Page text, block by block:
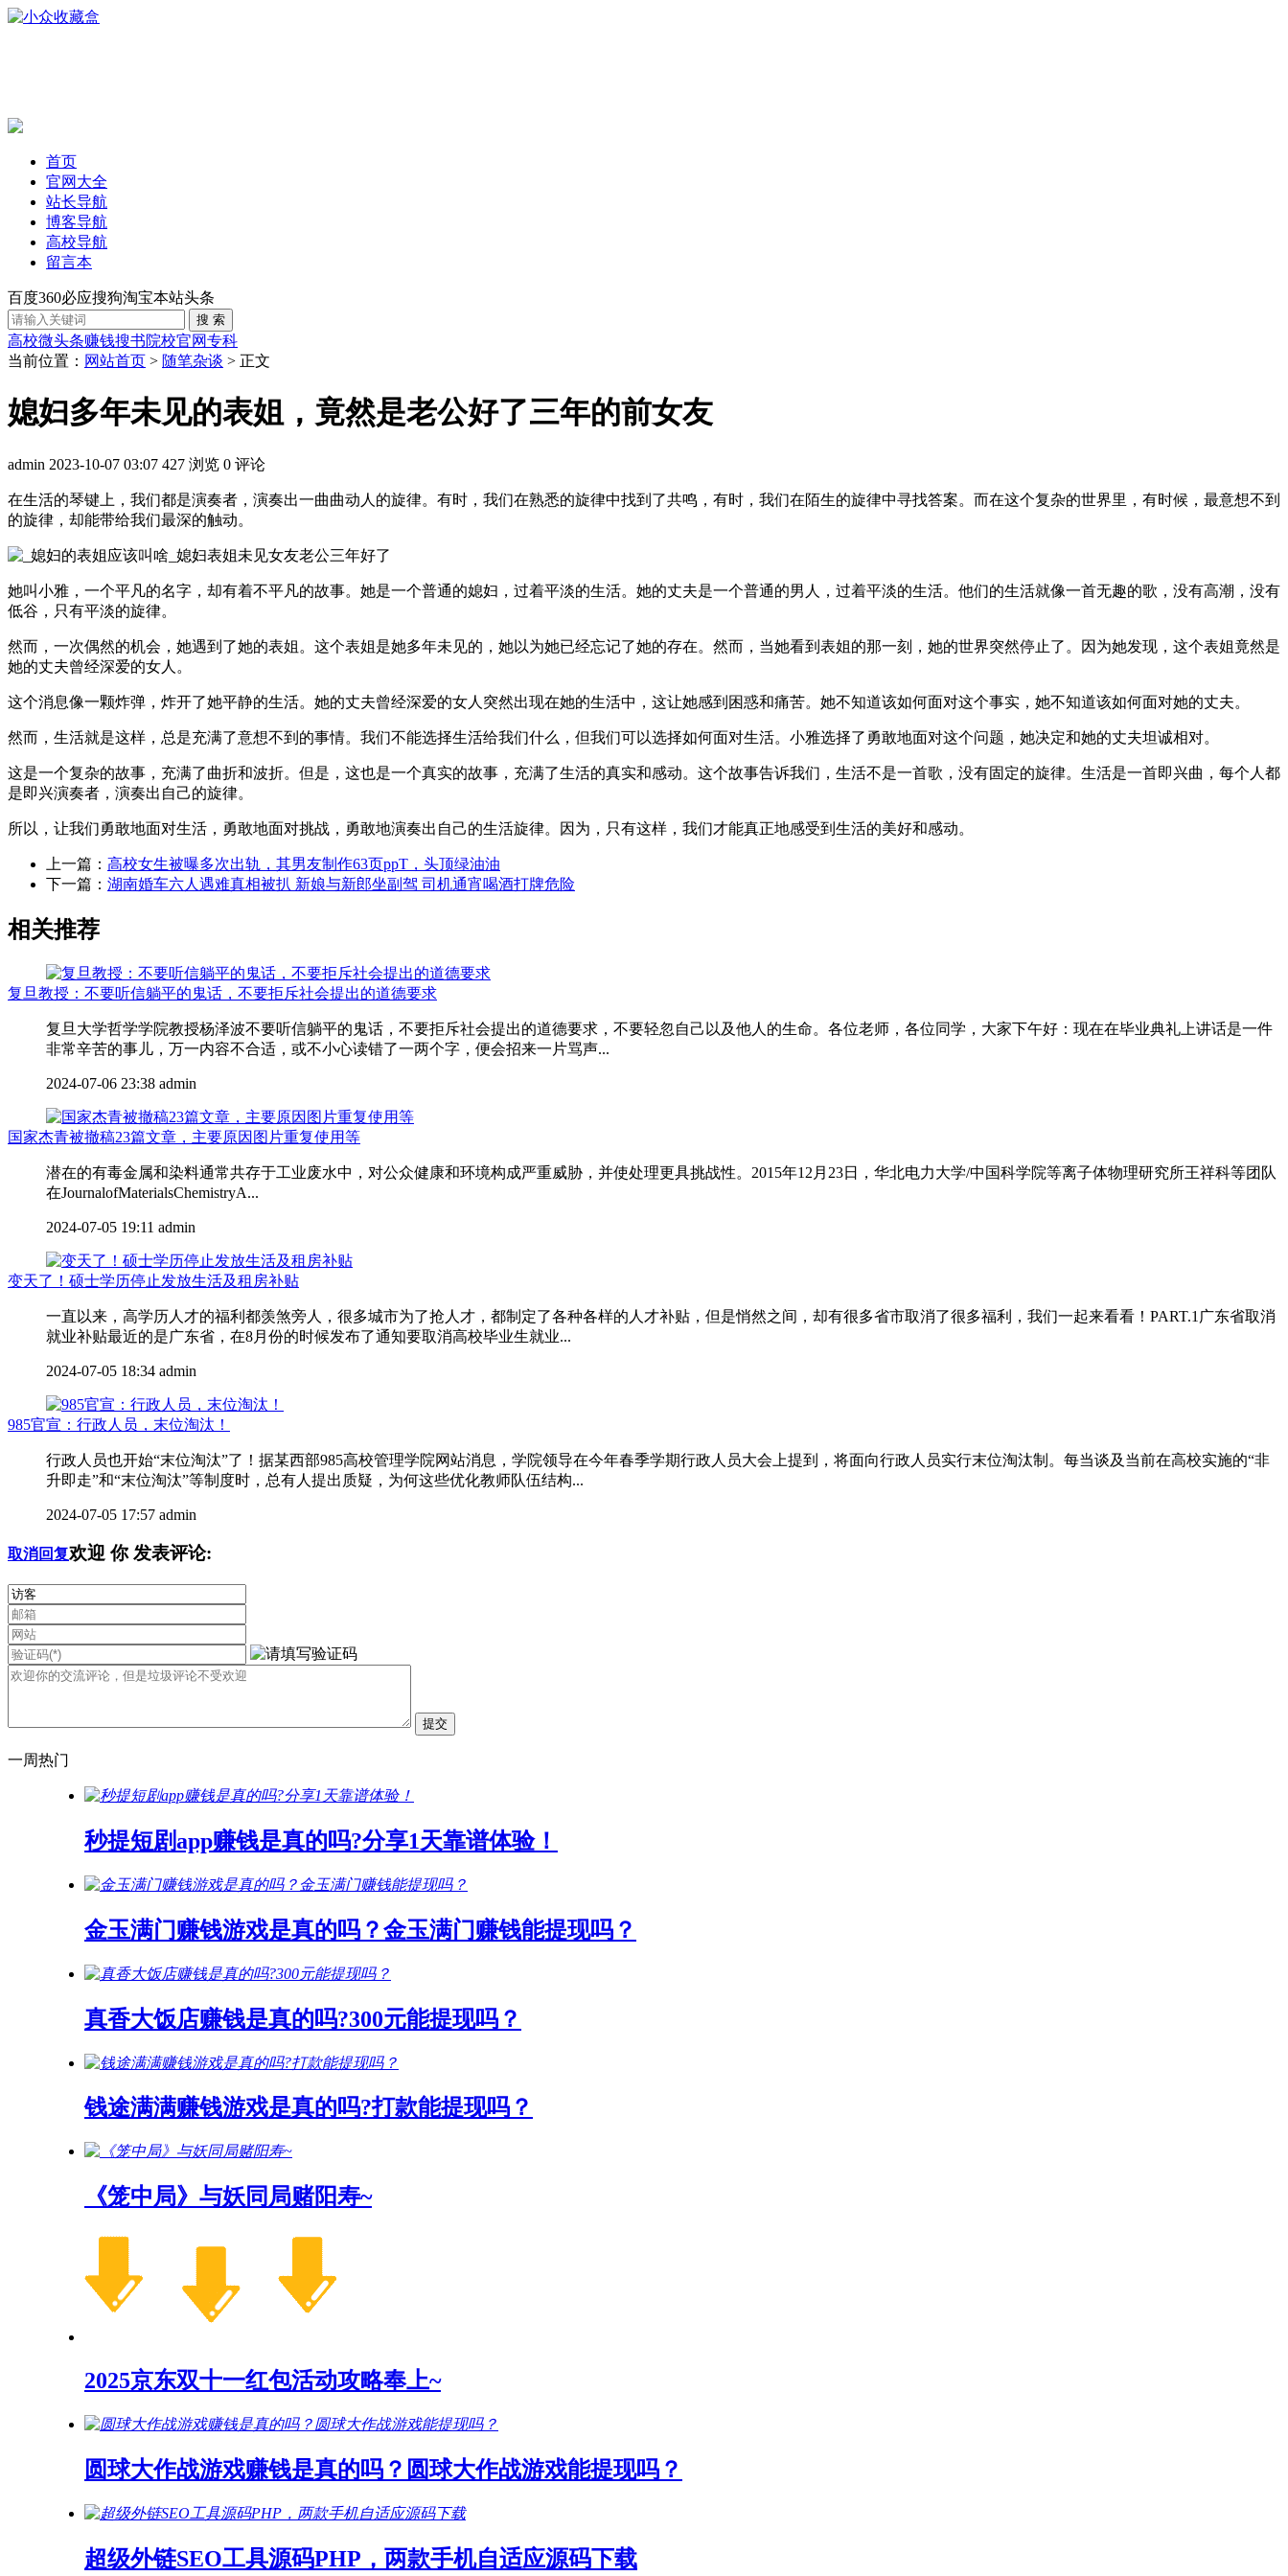
首页
官网大全
站长导航
博客导航
高校导航
留言本
百度360必应搜狗淘宝本站头条
高校微头条赚钱搜书院校官网专科
当前位置： 网站首页 > 随笔杂谈 > 正文
媳妇多年未见的表姐，竟然是老公好了三年的前女友
admin 2023-10-07 03:07 427 浏览 0 评论
在生活的琴键上，我们都是演奏者，演奏出一曲曲动人的旋律。有时，我们在熟悉的旋律中找到了共鸣，有时，我们在陌生的旋律中寻找答案。而在这个复杂的世界里，有时候，最意想不到
的旋律，却能带给我们最深的触动。
她叫小雅，一个平凡的名字，却有着不平凡的故事。她是一个普通的媳妇，过着平淡的生活。她的丈夫是一个普通的男人，过着平淡的生活。他们的生活就像一首无趣的歌，没有高潮，没有
低谷，只有平淡的旋律。
然而，一次偶然的机会，她遇到了她的表姐。这个表姐是她多年未见的，她以为她已经忘记了她的存在。然而，当她看到表姐的那一刻，她的世界突然停止了。因为她发现，这个表姐竟然是
她的丈夫曾经深爱的女人。
这个消息像一颗炸弹，炸开了她平静的生活。她的丈夫曾经深爱的女人突然出现在她的生活中，这让她感到困惑和痛苦。她不知道该如何面对这个事实，她不知道该如何面对她的丈夫。
然而，生活就是这样，总是充满了意想不到的事情。我们不能选择生活给我们什么，但我们可以选择如何面对生活。小雅选择了勇敢地面对这个问题，她决定和她的丈夫坦诚相对。
这是一个复杂的故事，充满了曲折和波折。但是，这也是一个真实的故事，充满了生活的真实和感动。这个故事告诉我们，生活不是一首歌，没有固定的旋律。生活是一首即兴曲，每个人都
是即兴演奏者，演奏出自己的旋律。
所以，让我们勇敢地面对生活，勇敢地面对挑战，勇敢地演奏出自己的生活旋律。因为，只有这样，我们才能真正地感受到生活的美好和感动。
上一篇： 高校女生被曝多次出轨，其男友制作63页ppT，头顶绿油油
下一篇： 湖南婚车六人遇难真相被扒 新娘与新郎坐副驾 司机通宵喝酒打牌危险
相关推荐
复旦教授：不要听信躺平的鬼话，不要拒斥社会提出的道德要求
复旦大学哲学学院教授杨泽波不要听信躺平的鬼话，不要拒斥社会提出的道德要求，不要轻忽自己以及他人的生命。各位老师，各位同学，大家下午好：现在在毕业典礼上讲话是一件
非常辛苦的事儿，万一内容不合适，或不小心读错了一两个字，便会招来一片骂声...
2024-07-06 23:38 admin
国家杰青被撤稿23篇文章，主要原因图片重复使用等
潜在的有毒金属和染料通常共存于工业废水中，对公众健康和环境构成严重威胁，并使处理更具挑战性。2015年12月23日，华北电力大学/中国科学院等离子体物理研究所王祥科等团队
在JournalofMaterialsChemistryA...
2024-07-05 19:11 admin
变天了！硕士学历停止发放生活及租房补贴
一直以来，高学历人才的福利都羡煞旁人，很多城市为了抢人才，都制定了各种各样的人才补贴，但是悄然之间，却有很多省市取消了很多福利，我们一起来看看！PART.1广东省取消
就业补贴最近的是广东省，在8月份的时候发布了通知要取消高校毕业生就业...
2024-07-05 18:34 admin
985官宣：行政人员，末位淘汰！
行政人员也开始“末位淘汰”了！据某西部985高校管理学院网站消息，学院领导在今年春季学期行政人员大会上提到，将面向行政人员实行末位淘汰制。每当谈及当前在高校实施的“非
升即走”和“末位淘汰”等制度时，总有人提出质疑，为何这些优化教师队伍结构...
2024-07-05 17:57 admin
取消回复欢迎 你发表评论:
一周热门
秒提短剧app赚钱是真的吗?分享1天靠谱体验！
金玉满门赚钱游戏是真的吗？金玉满门赚钱能提现吗？
真香大饭店赚钱是真的吗?300元能提现吗？
钱途满满赚钱游戏是真的吗?打款能提现吗？
《笼中局》与妖同局赌阳寿~
2025京东双十一红包活动攻略奉上~
圆球大作战游戏赚钱是真的吗？圆球大作战游戏能提现吗？
超级外链SEO工具源码PHP，两款手机自适应源码下载